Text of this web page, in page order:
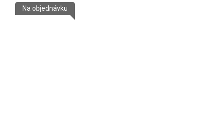
Na objednávku